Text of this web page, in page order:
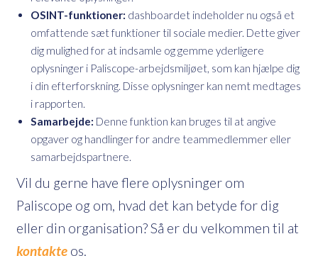
OSINT-funktioner: dashboardet indeholder nu også et
omfattende sæt funktioner til sociale medier. Dette giver
dig mulighed for at indsamle og gemme yderligere
oplysninger i Paliscope-arbejdsmiljøet, som kan hjælpe dig
i din efterforskning. Disse oplysninger kan nemt medtages
i rapporten.
Samarbejde: Denne funktion kan bruges til at angive
opgaver og handlinger for andre teammedlemmer eller
samarbejdspartnere.
Vil du gerne have flere oplysninger om
Paliscope og om, hvad det kan betyde for dig
eller din organisation? Så er du velkommen til at
kontakte os.